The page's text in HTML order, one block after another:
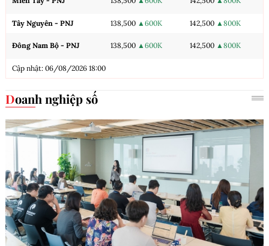
Tây Nguyên - PNJ 138,500 ▲600K 142,500 ▲800K
Đông Nam Bộ - PNJ 138,500 ▲600K 142,500 ▲800K
Cập nhật: 06/08/2026 18:00
Doanh nghiệp số